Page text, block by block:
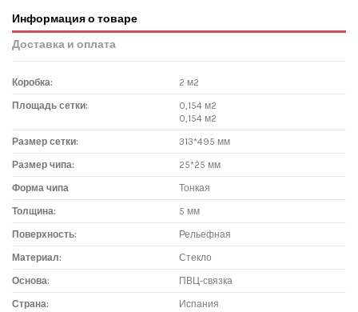
Информация о товаре
Доставка и оплата
Коробка: 2 м2
Площадь сетки:
0,154 м2
0,154 м2
Размер сетки: 313*495 мм
Размер чипа: 25*25 мм
Форма чипа Тонкая
Толщина: 5 мм
Поверхность: Рельефная
Материал: Стекло
Основа: ПВЦ-связка
Страна: Испания